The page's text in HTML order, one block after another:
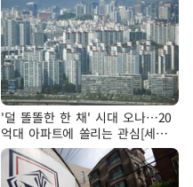
'덜 똘똘한 한 채' 시대 오나…20
억대 아파트에 쏠리는 관심[세제
개편, 그 이후②]